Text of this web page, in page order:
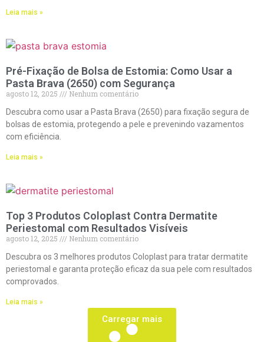
Leia mais »
Pré-Fixação de Bolsa de Estomia: Como Usar a
Pasta Brava (2650) com Segurança
agosto 12, 2025
Nenhum comentário
Descubra como usar a Pasta Brava (2650) para fixação segura de
bolsas de estomia, protegendo a pele e prevenindo vazamentos
com eficiência.
Leia mais »
Top 3 Produtos Coloplast Contra Dermatite
Periestomal com Resultados Visíveis
agosto 12, 2025
Nenhum comentário
Descubra os 3 melhores produtos Coloplast para tratar dermatite
periestomal e garanta proteção eficaz da sua pele com resultados
comprovados.
Leia mais »
Carregar mais